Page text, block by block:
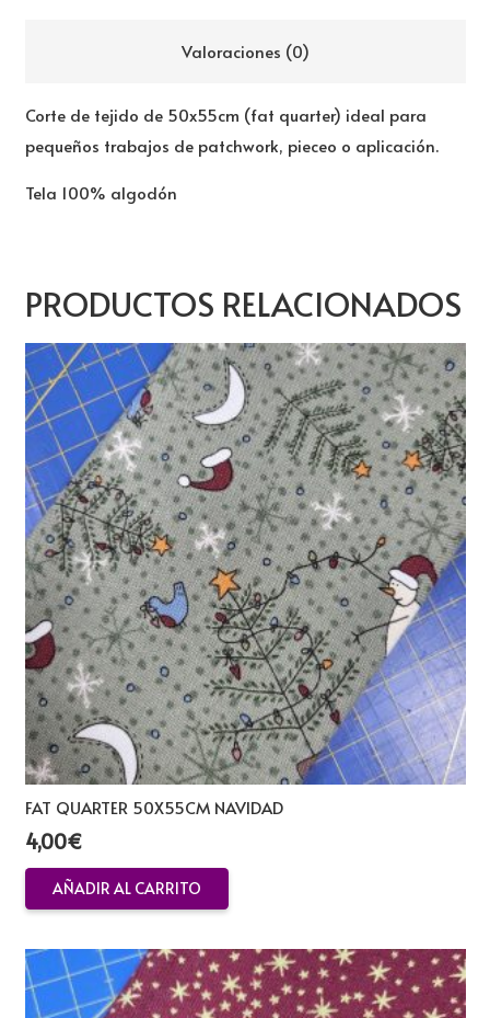
Valoraciones (0)
Corte de tejido de 50x55cm (fat quarter) ideal para
pequeños trabajos de patchwork, pieceo o aplicación.
Tela 100% algodón
PRODUCTOS RELACIONADOS
FAT QUARTER 50X55CM NAVIDAD
4,00€
AÑADIR AL CARRITO